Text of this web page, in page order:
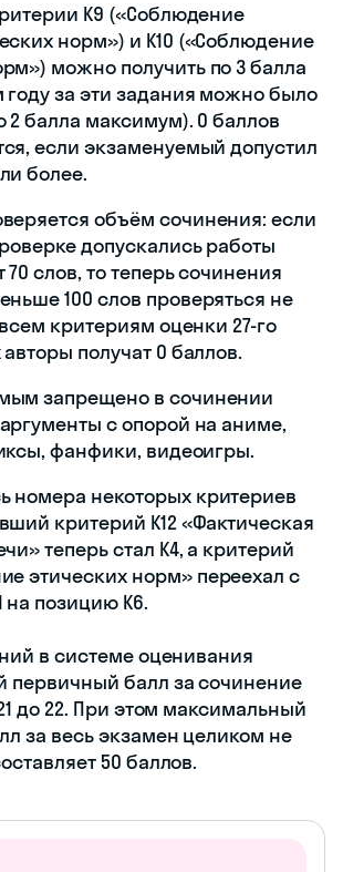
К9 («Соблюдение
норм») и К10 («Соблюдение
можно получить по 3 балла
за эти задания можно было
2 балла максимум). 0 баллов
если экзаменуемый допустил
более.
объём сочинения: если
допускались работы
слов, то теперь сочинения
100 слов проверяться не
критериям оценки 27-го
получат 0 баллов.
запрещено в сочинении
с опорой на аниме,
фанфики, видеоигры.
номера некоторых критериев
критерий К12 «Фактическая
теперь стал К4, а критерий
этических норм» переехал с
на позицию К6.
в системе оценивания
первичный балл за сочинение
до 22. При этом максимальный
за весь экзамен целиком не
50 баллов.